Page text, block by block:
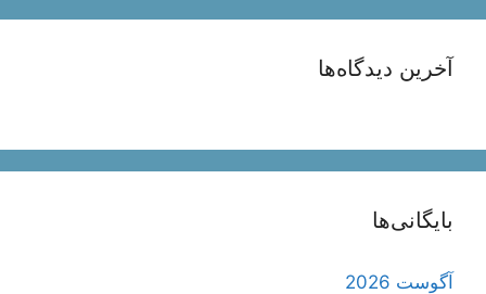
آخرین دیدگاه‌ها
بایگانی‌ها
آگوست 2026